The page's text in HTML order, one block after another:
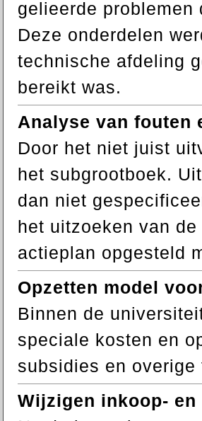
gelieerde
Deze onderdelen
technische afdeling
bereikt was.
Analyse van fouten
Door het niet juist
het subgrootboek.
dan niet
het uitzoeken van
actieplan opgesteld
Opzetten model
Binnen de
speciale kosten en
subsidies en overige
Wijzigen inkoop-